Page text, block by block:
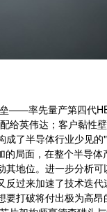
——率先量产第四代
给英伟达；客户黏性
了半导体行业少见
局面，在整个半导
地位。进一步分析
过来加速了技术迭
打破将付出极为高